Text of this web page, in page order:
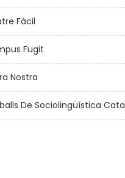
Fàcil
Fugit
Nostra
De Sociolingüística